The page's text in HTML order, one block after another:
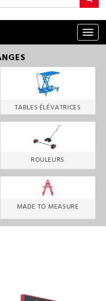
Menu
TABLES ÉLÉVATRICES
ROULEURS
MADE TO MEASURE